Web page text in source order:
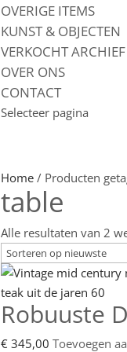
OVERIGE ITEMS
KUNST & OBJECTEN
VERKOCHT ARCHIEF
OVER ONS
CONTACT
Selecteer pagina
Home / Producten
table
Alle resultaten van 2
Robuuste
€ 345,00 Toevoegen